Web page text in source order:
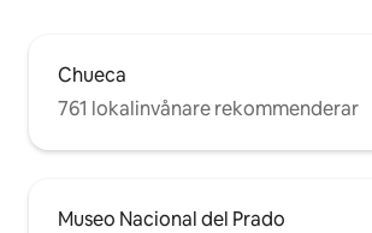
Chueca
761 lokalinvånare rekommenderar
Museo Nacional del Prado